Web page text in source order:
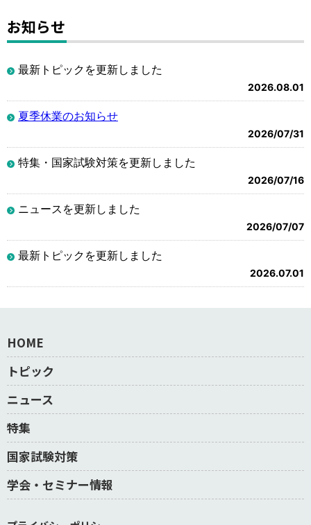
お知らせ
最新トピックを更新しました
2026.08.01
夏季休業のお知らせ
2026/07/31
特集・国家試験対策を更新しました
2026/07/16
ニュースを更新しました
2026/07/07
最新トピックを更新しました
2026.07.01
HOME
トピック
ニュース
特集
国家試験対策
学会・セミナー情報